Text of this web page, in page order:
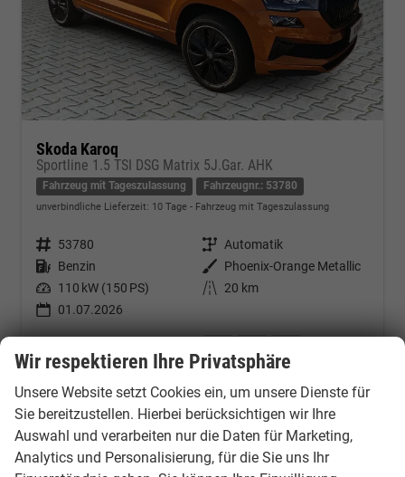
Skoda Karoq
Sportline 1.5 TSI DSG Matrix 5J.Gar. AHK
Fahrzeug mit Tageszulassung Fahrzeugnr.: 53780
unverbindliche Lieferzeit: 10 Tage Fahrzeug mit Tageszulassung
Fahrzeugnr. 53780 Getriebe Automatik
Kraftstoff Benzin Außenfarbe Phoenix-Orange Metallic
Leistung 110 kW (150 PS) Kilometerstand
20 km
01.07.2026
incl. 19% MwSt.
PDF-Datei, Fahrzeugexposé
Fahrzeug merken/
Verbrauch kombiniert: 6,10 l/100km
CO -Klasse: E
CO2-Emissionen:139,00 g/km
Wir respektieren Ihre Privatsphäre
Unsere Website setzt Cookies ein, um unsere Dienste für
Sie bereitzustellen. Hierbei berücksichtigen wir Ihre
Auswahl und verarbeiten nur die Daten für Marketing,
Analytics und Personalisierung, für die Sie uns Ihr